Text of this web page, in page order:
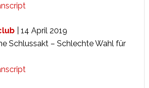
| 14 April 2019
Schlussakt – Schlechte Wahl für